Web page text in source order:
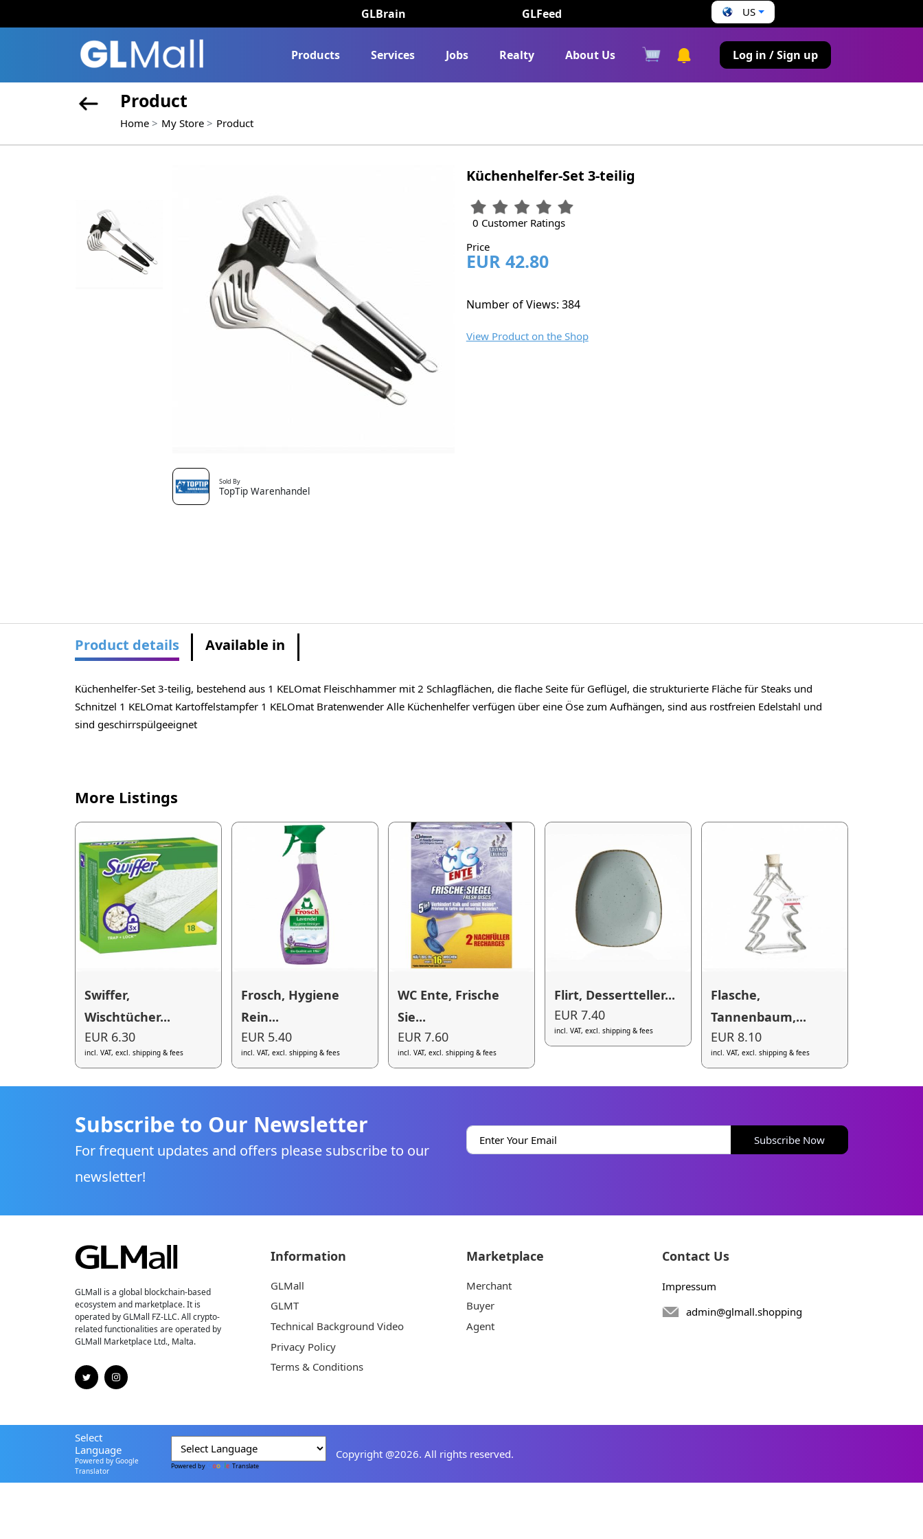
GLBrain GLFeed US
Products Services Jobs Realty About Us Log in / Sign up
Product
Home My Store Product
Sold By
TopTip Warenhandel
Küchenhelfer-Set 3-teilig
0 Customer Ratings
Price
EUR 42.80
Number of Views: 384
View Product on the Shop
Product details Available in
Küchenhelfer-Set 3-teilig, bestehend aus 1 KELOmat Fleischhammer mit 2 Schlagflächen, die flache Seite für Geflügel, die strukturierte Fläche für Steaks und
Schnitzel 1 KELOmat Kartoffelstampfer 1 KELOmat Bratenwender Alle Küchenhelfer verfügen über eine Öse zum Aufhängen, sind aus rostfreien Edelstahl und
sind geschirrspülgeeignet
More Listings
Swiffer,
Wischtücher...
EUR 6.30
incl. VAT, excl. shipping & fees
Frosch, Hygiene
Rein...
EUR 5.40
incl. VAT, excl. shipping & fees
WC Ente, Frische
Sie...
EUR 7.60
incl. VAT, excl. shipping & fees
Flirt, Dessertteller...
EUR 7.40
incl. VAT, excl. shipping & fees
Flasche,
Tannenbaum,...
EUR 8.10
incl. VAT, excl. shipping & fees
Subscribe to Our Newsletter
For frequent updates and offers please subscribe to our
newsletter!
Subscribe Now
GLMall is a global blockchain-based
ecosystem and marketplace. It is
operated by GLMall FZ-LLC. All crypto-
related functionalities are operated by
GLMall Marketplace Ltd., Malta.
Information
GLMall
GLMT
Technical Background Video
Privacy Policy
Terms & Conditions
Marketplace
Merchant
Buyer
Agent
Contact Us
Impressum
admin@glmall.shopping
Select
Language
Powered by Google
Translator
Powered by Translate
Copyright @2026. All rights reserved.